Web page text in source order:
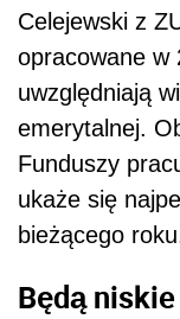
Celejewski z
opracowane w
uwzględniają
emerytalnej.
Funduszy
ukaże się
bieżącego
Będą